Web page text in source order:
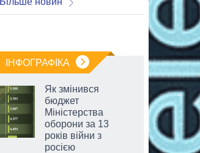
ІНФОГРАФІКА
Як змінився
бюджет
Міністерства
оборони за 13
років війни з
росією